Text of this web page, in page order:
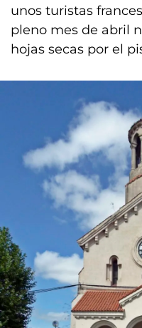
unos turistas
pleno mes de abril
hojas secas por el